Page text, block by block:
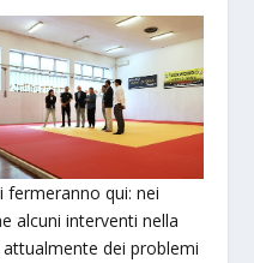
fermeranno qui: nei
alcuni interventi nella
dei problemi